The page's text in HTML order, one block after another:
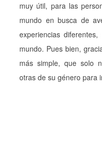
muy útil, para las
mundo en busca de
experiencias
mundo. Pues bien,
más simple, que solo
otras de su género para